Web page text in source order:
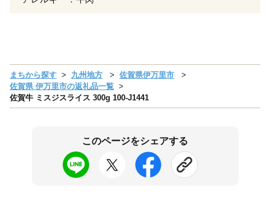
まちから探す 九州地方
佐賀県伊万里市
佐賀県 伊万里市の返礼品一覧
佐賀牛 ミスジスライス 300g 100-J1441
このページをシェアする